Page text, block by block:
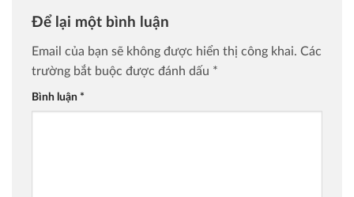
Để lại một bình luận
Email của bạn sẽ không được hiển thị công khai. Các
trường bắt buộc được đánh dấu *
Bình luận *